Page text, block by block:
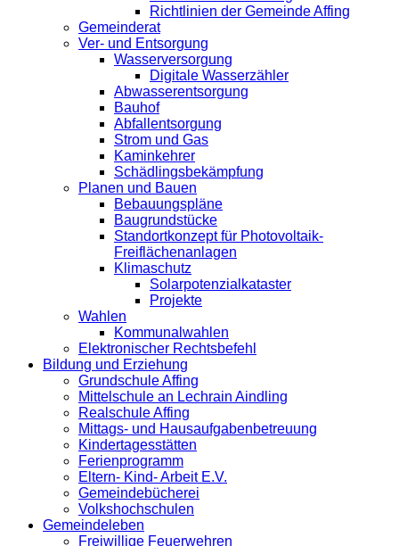
Richtlinien der Gemeinde Affing
Gemeinderat
Ver- und Entsorgung
Wasserversorgung
Digitale Wasserzähler
Abwasserentsorgung
Bauhof
Abfallentsorgung
Strom und Gas
Kaminkehrer
Schädlingsbekämpfung
Planen und Bauen
Bebauungspläne
Baugrundstücke
Standortkonzept für Photovoltaik-
Freiflächenanlagen
Klimaschutz
Solarpotenzialkataster
Projekte
Wahlen
Kommunalwahlen
Elektronischer Rechtsbefehl
Bildung und Erziehung
Grundschule Affing
Mittelschule an Lechrain Aindling
Realschule Affing
Mittags- und Hausaufgabenbetreuung
Kindertagesstätten
Ferienprogramm
Eltern- Kind- Arbeit E.V.
Gemeindebücherei
Volkshochschulen
Gemeindeleben
Freiwillige Feuerwehren